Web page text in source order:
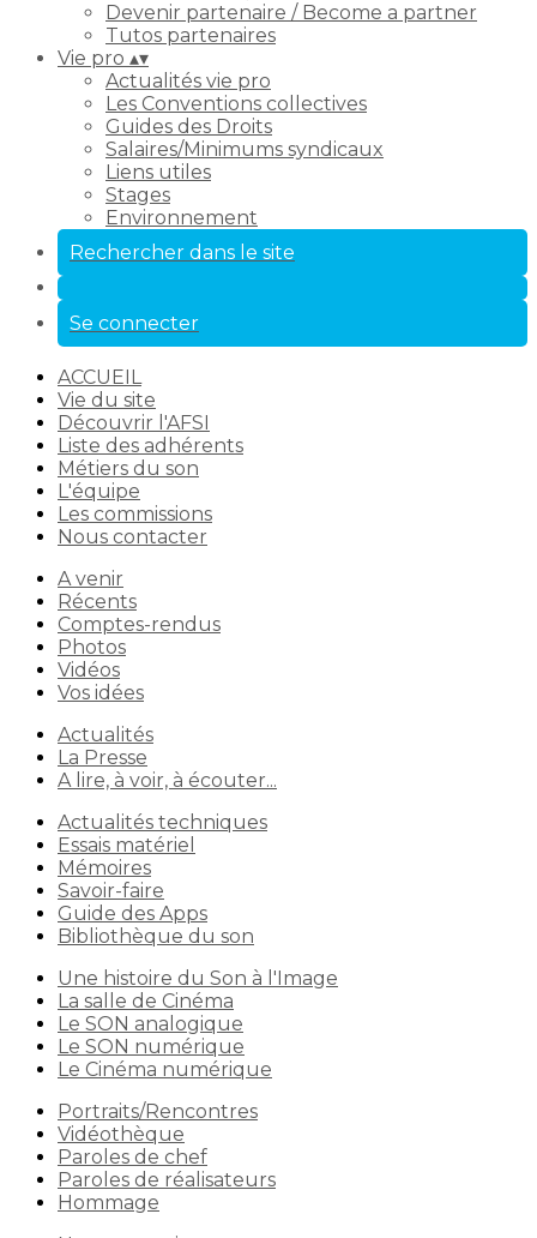
Devenir partenaire / Become a partner
Tutos partenaires
Vie pro ▴▾
Actualités vie pro
Les Conventions collectives
Guides des Droits
Salaires/Minimums syndicaux
Liens utiles
Stages
Environnement
Rechercher dans le site
Se connecter
ACCUEIL
Vie du site
Découvrir l'AFSI
Liste des adhérents
Métiers du son
L'équipe
Les commissions
Nous contacter
A venir
Récents
Comptes-rendus
Photos
Vidéos
Vos idées
Actualités
La Presse
A lire, à voir, à écouter...
Actualités techniques
Essais matériel
Mémoires
Savoir-faire
Guide des Apps
Bibliothèque du son
Une histoire du Son à l'Image
La salle de Cinéma
Le SON analogique
Le SON numérique
Le Cinéma numérique
Portraits/Rencontres
Vidéothèque
Paroles de chef
Paroles de réalisateurs
Hommage